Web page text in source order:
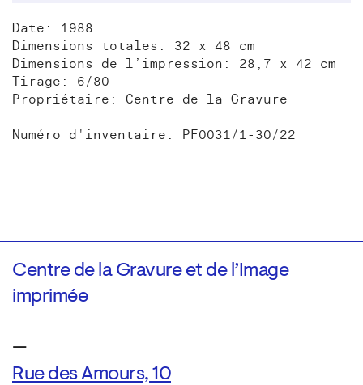
Date: 1988
Dimensions totales: 32 x 48 cm
Dimensions de l’impression: 28,7 x 42 cm
Tirage: 6/80
Propriétaire: Centre de la Gravure
Numéro d'inventaire: PF0031/1-30/22
Centre de la Gravure et de l’Image
imprimée
—
Rue des Amours, 10